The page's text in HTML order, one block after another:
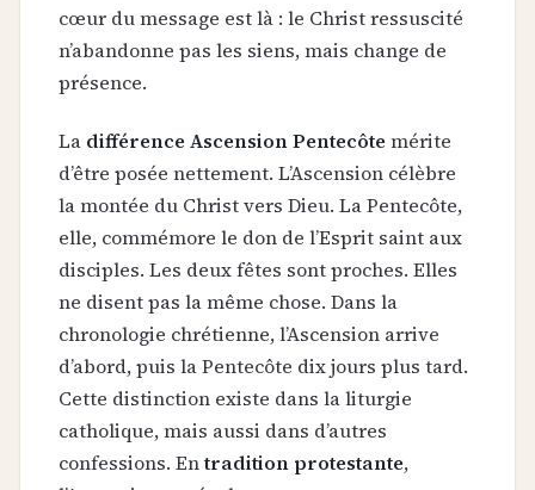
cœur du message est là : le Christ ressuscité
n’abandonne pas les siens, mais change de
présence.
La différence Ascension Pentecôte mérite
d’être posée nettement. L’Ascension célèbre
la montée du Christ vers Dieu. La Pentecôte,
elle, commémore le don de l’Esprit saint aux
disciples. Les deux fêtes sont proches. Elles
ne disent pas la même chose. Dans la
chronologie chrétienne, l’Ascension arrive
d’abord, puis la Pentecôte dix jours plus tard.
Cette distinction existe dans la liturgie
catholique, mais aussi dans d’autres
confessions. Entradition protestante,